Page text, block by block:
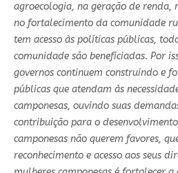
agroecologia, na geração de renda,
no fortalecimento da comunidade
tem acesso às políticas públicas,
comunidade são beneficiadas. Por
governos continuem construindo e
públicas que atendam às
camponesas, ouvindo suas
contribuição para o
camponesas não querem favores,
reconhecimento e acesso aos seus